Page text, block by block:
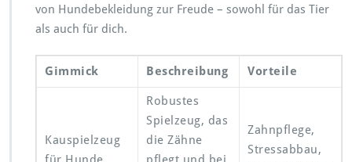
von Hundebekleidung zur Freude – sowohl für das Tier
als auch für dich.
Gimmick Beschreibung Vorteile
Kauspielzeug
Robustes
Spielzeug, das
die Zähne
Zahnpflege,
Stressabbau,